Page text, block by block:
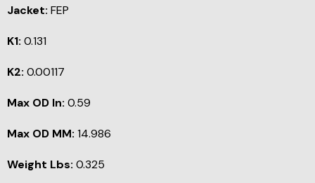
Jacket: FEP
K1: 0.131
K2: 0.00117
Max OD In: 0.59
Max OD MM: 14.986
Weight Lbs: 0.325